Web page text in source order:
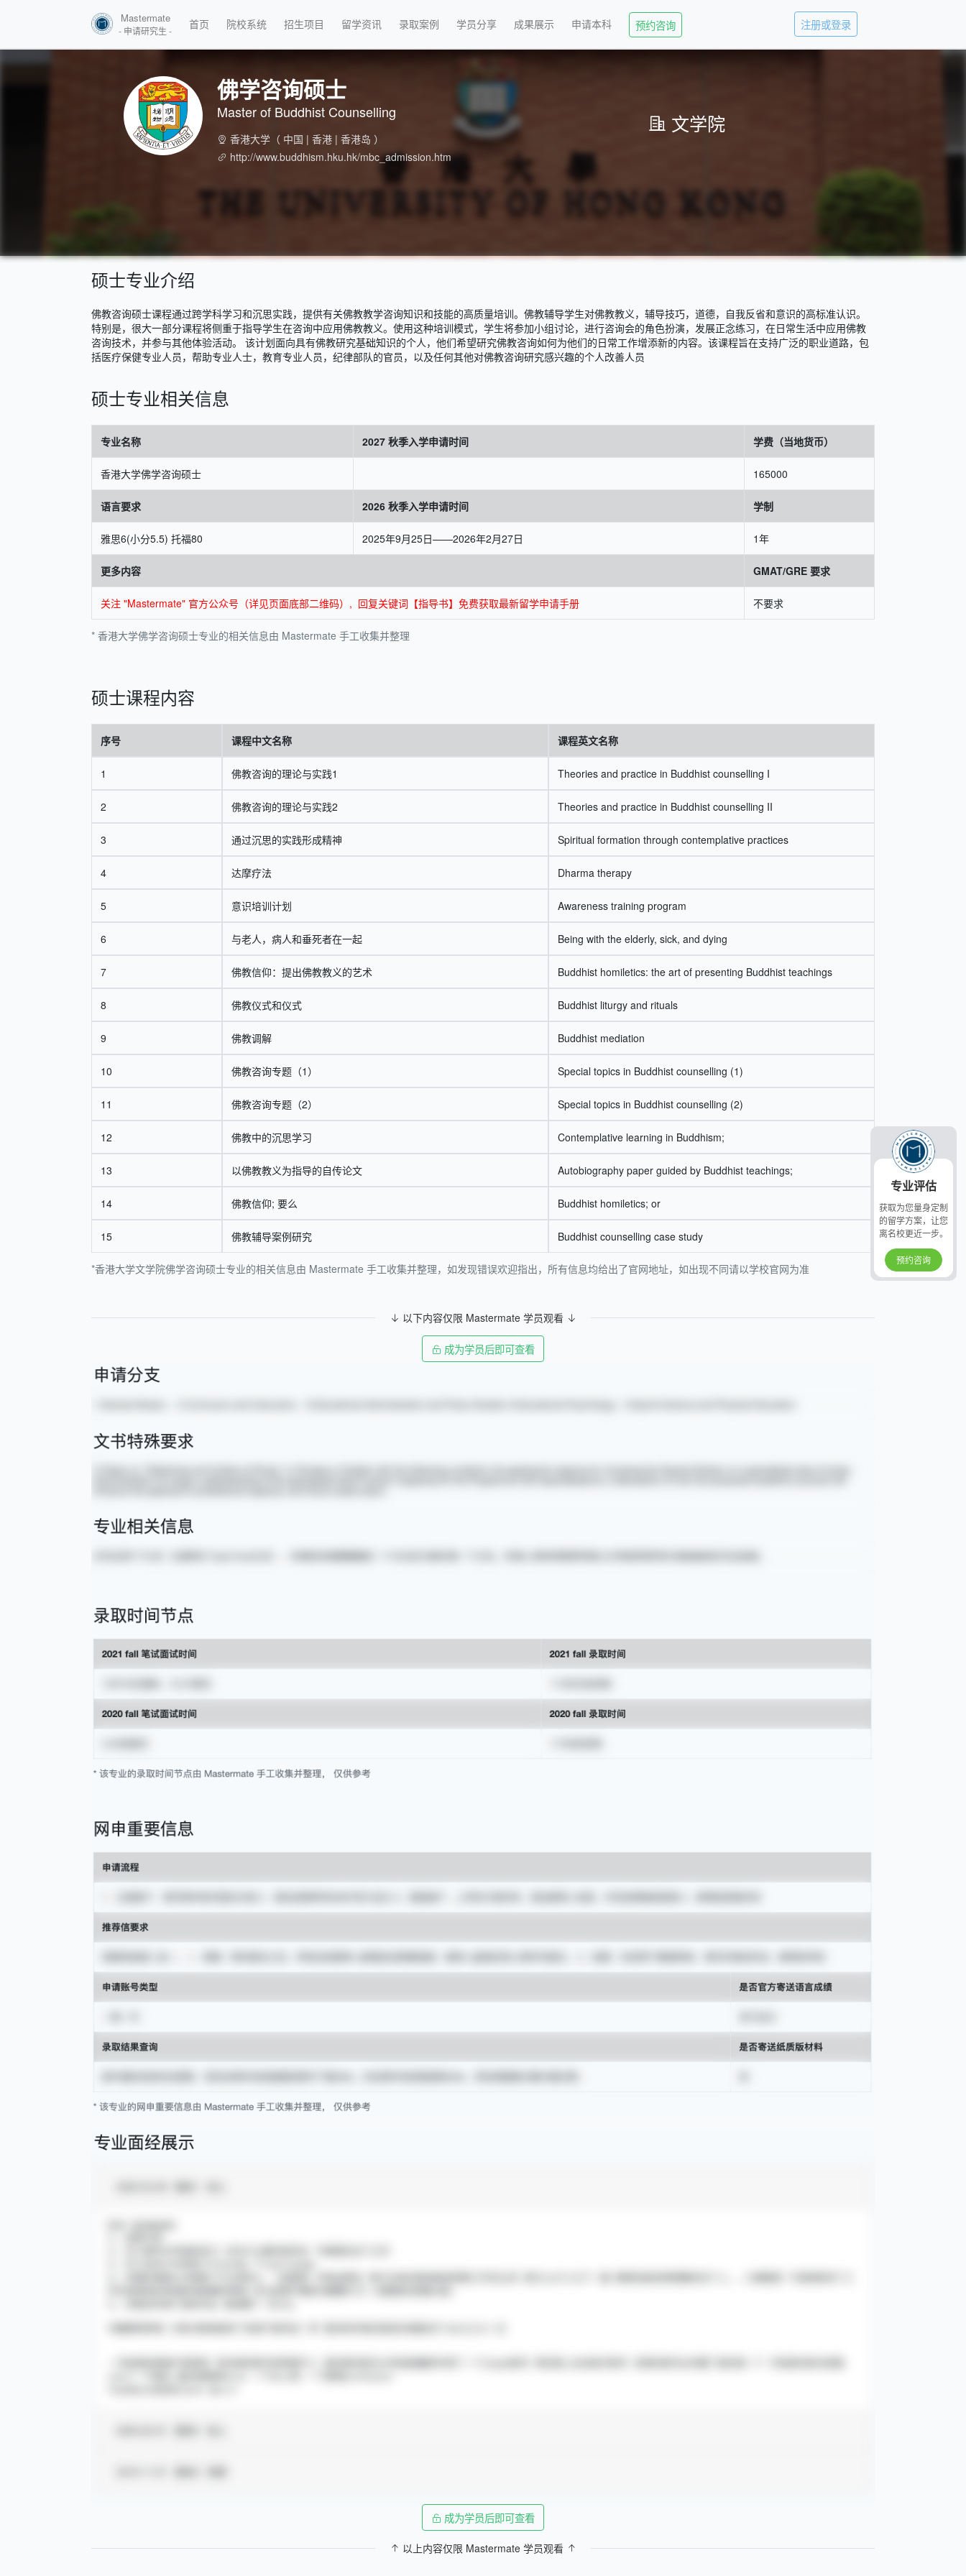
Mastermate
- 申请研究生 - 首页 院校系统 招生项目 留学资讯 录取案例 学员分享 成果展示 申请本科 预约咨询 注册或登录
专业评估
获取为您量身定制
的留学方案，让您
离名校更近一步。
预约咨询
佛学咨询硕士
Master of Buddhist Counselling
香港大学 （ 中国 | 香港 | 香港岛 ）
http://www.buddhism.hku.hk/mbc_admission.htm
文学院
硕士专业介绍
佛教咨询硕士课程通过跨学科学习和沉思实践，提供有关佛教教学咨询知识和技能的高质量培训。佛教辅导学生对佛教教义，辅导技巧，道德，自我反省和意识的高标准认识。
特别是，很大一部分课程将侧重于指导学生在咨询中应用佛教教义。使用这种培训模式，学生将参加小组讨论，进行咨询会的角色扮演，发展正念练习，在日常生活中应用佛教
咨询技术，并参与其他体验活动。 该计划面向具有佛教研究基础知识的个人，他们希望研究佛教咨询如何为他们的日常工作增添新的内容。该课程旨在支持广泛的职业道路，包
括医疗保健专业人员，帮助专业人士，教育专业人员，纪律部队的官员，以及任何其他对佛教咨询研究感兴趣的个人改善人员
硕士专业相关信息
* 香港大学佛学咨询硕士专业的相关信息由 Mastermate 手工收集并整理
专业名称 2027 秋季入学申请时间 学费（当地货币）
香港大学佛学咨询硕士 165000
语言要求 2026 秋季入学申请时间 学制
雅思6(小分5.5) 托福80 2025年9月25日——2026年2月27日 1年
更多内容 GMAT/GRE 要求
关注 "Mastermate" 官方公众号（详见页面底部二维码）, 回复关键词【指导书】免费获取最新留学申请手册 不要求
硕士课程内容
*香港大学文学院佛学咨询硕士专业的相关信息由 Mastermate 手工收集并整理，如发现错误欢迎指出，所有信息均给出了官网地址，如出现不同请以学校官网为准
序号 课程中文名称 课程英文名称
1 佛教咨询的理论与实践1 Theories and practice in Buddhist counselling I
2 佛教咨询的理论与实践2 Theories and practice in Buddhist counselling II
3 通过沉思的实践形成精神 Spiritual formation through contemplative practices
4 达摩疗法 Dharma therapy
5 意识培训计划 Awareness training program
6 与老人，病人和垂死者在一起 Being with the elderly, sick, and dying
7 佛教信仰：提出佛教教义的艺术 Buddhist homiletics: the art of presenting Buddhist teachings
8 佛教仪式和仪式 Buddhist liturgy and rituals
9 佛教调解 Buddhist mediation
10 佛教咨询专题（1） Special topics in Buddhist counselling (1)
11 佛教咨询专题（2） Special topics in Buddhist counselling (2)
12 佛教中的沉思学习 Contemplative learning in Buddhism;
13 以佛教教义为指导的自传论文 Autobiography paper guided by Buddhist teachings;
14 佛教信仰; 要么 Buddhist homiletics; or
15 佛教辅导案例研究 Buddhist counselling case study
以下内容仅限 Mastermate 学员观看
成为学员后即可查看
成为学员后即可查看
以上内容仅限 Mastermate 学员观看